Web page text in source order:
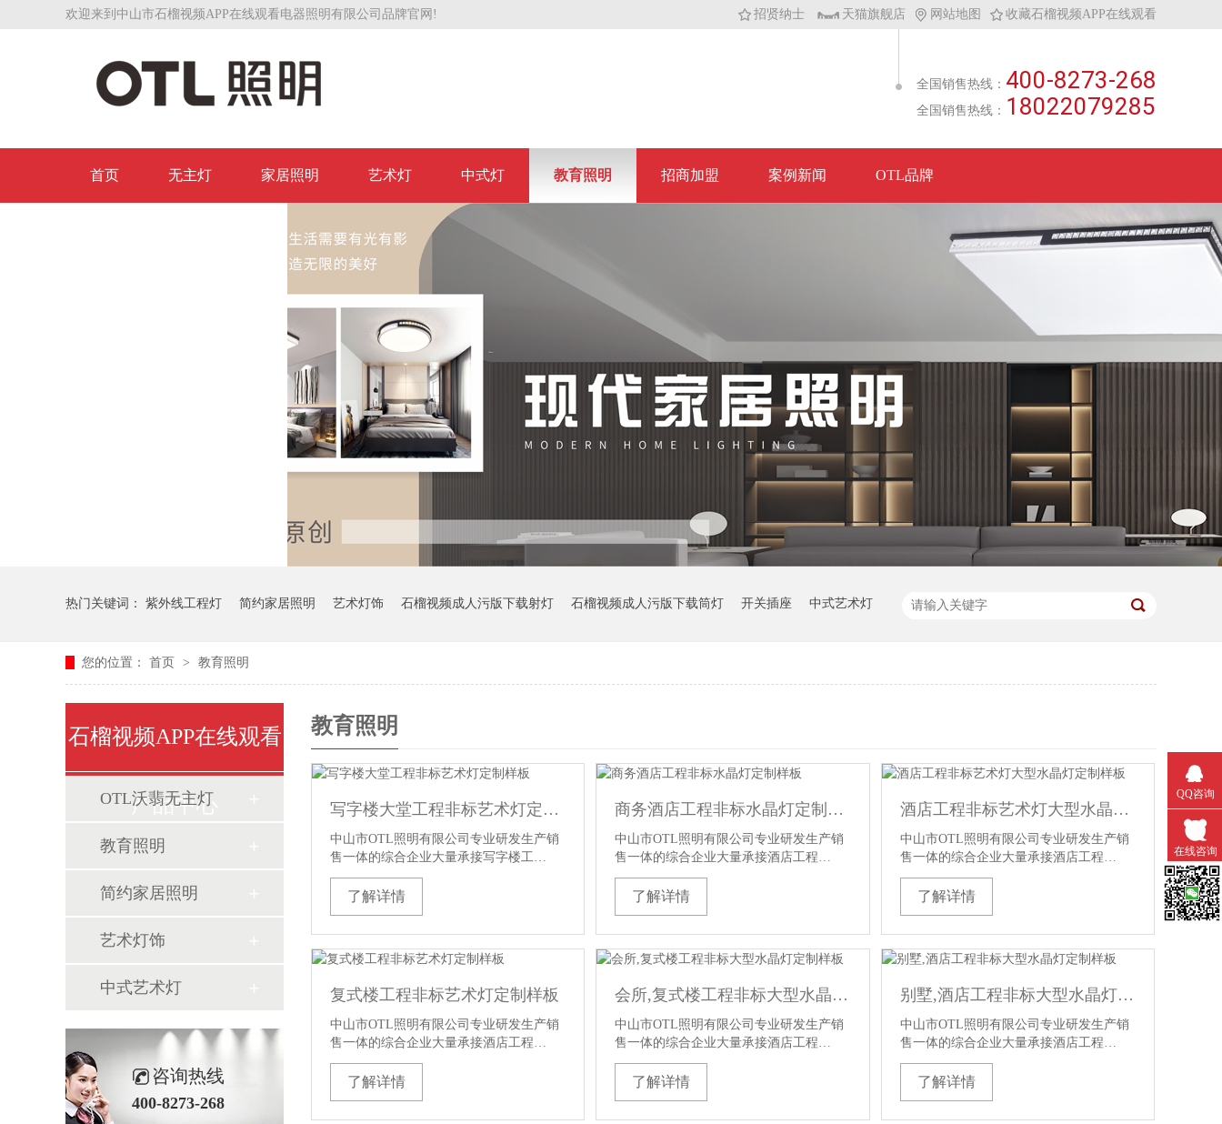
招贤纳士 天猫旗舰店 网站地图 收藏石榴视频APP在线观看
欢迎来到中山市石榴视频APP在线观看电器照明有限公司品牌官网!
全国销售热线： 400-8273-268
全国销售热线： 18022079285
首页 无主灯 家居照明 艺术灯 中式灯 教育照明 招商加盟 案例新闻 OTL品牌
热门关键词： 紫外线工程灯 简约家居照明 艺术灯饰 石榴视频成人污版下载射灯 石榴视频成人污版下载筒灯 开关插座 中式艺术灯
您的位置： 首页 > 教育照明
石榴视频APP在线观看
产品中心
OTL沃翡无主灯
教育照明
简约家居照明
艺术灯饰
中式艺术灯
咨询热线
400-8273-268
教育照明
写字楼大堂工程非标艺术灯定制样板
中山市OTL照明有限公司专业研发生产销
售一体的综合企业大量承接写字楼工…
了解详情
商务酒店工程非标水晶灯定制样板
中山市OTL照明有限公司专业研发生产销
售一体的综合企业大量承接酒店工程…
了解详情
酒店工程非标艺术灯大型水晶灯定制样板
中山市OTL照明有限公司专业研发生产销
售一体的综合企业大量承接酒店工程…
了解详情
复式楼工程非标艺术灯定制样板
中山市OTL照明有限公司专业研发生产销
售一体的综合企业大量承接酒店工程…
了解详情
会所,复式楼工程非标大型水晶灯定制样板
中山市OTL照明有限公司专业研发生产销
售一体的综合企业大量承接酒店工程…
了解详情
别墅,酒店工程非标大型水晶灯定制样板
中山市OTL照明有限公司专业研发生产销
售一体的综合企业大量承接酒店工程…
了解详情
QQ咨询
在线咨询
微信扫一扫